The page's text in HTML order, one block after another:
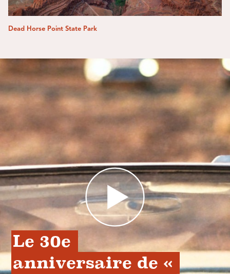
Dead Horse Point State Park
Le 30e
anniversaire de «